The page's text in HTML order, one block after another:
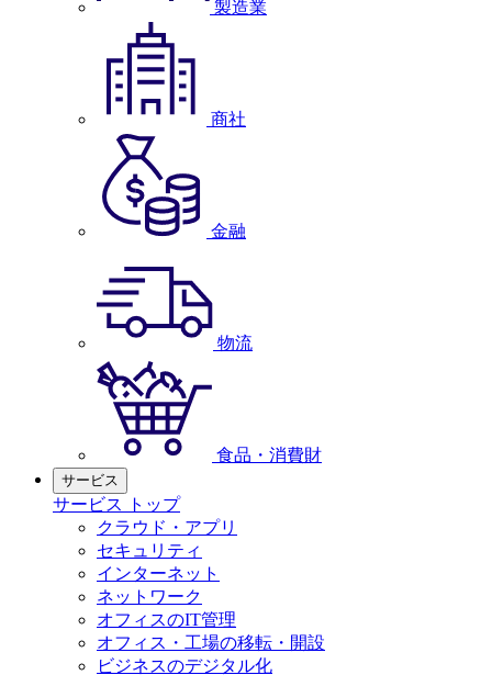
製造業
商社
金融
物流
食品・消費財
サービス
サービス トップ
クラウド・アプリ
セキュリティ
インターネット
ネットワーク
オフィスのIT管理
オフィス・工場の移転・開設
ビジネスのデジタル化